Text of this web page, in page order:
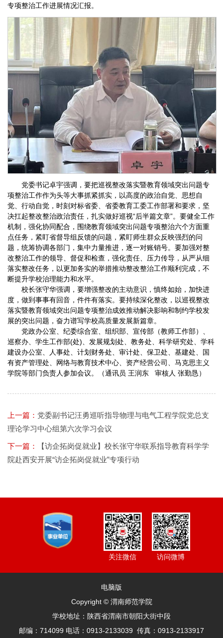
专项整治工作进展情况汇报。
党委书记卓宇强调，要把巡视整改落实暨教育领域突出问题专
项整治工作作为头等大事抓紧抓实，以高度的政治自觉、思想自
觉、行动自觉，时刻对标省委、省委教育工委工作部署和要求，坚
决扛起整改整治政治责任，扎实做好巡视“后半篇文章”。要健全工作
机制，强化协同配合，围绕教育领域突出问题专项整治六个方面重
点任务，紧盯省督导组反馈的问题，紧盯师生群众反映强烈的问
题，统筹协调各部门，集中力量推进，逐一对账销号。要加强对整
改整治工作的领导、督促和检查，强化责任、压力传导，从严从细
落实整改任务，以更加务实的举措推动整改整治工作顺利完成，不
断提升学校治理能力和水平。
校长张守华强调，要增强整改的主动意识，慎终如始，加快进
度，做到事事有回音，件件有落实。要持续深化整改，以巡视整改
落实暨教育领域突出问题专项整治成效推动解决影响和制约学校发
展的突出问题，奋力谱写学校高质量发展新篇章。
党政办公室、纪委综合室、组织部、宣传部（教师工作部）、
巡察办、学生工作部(处)、发展规划处、教务处、科学研究处、学科
建设办公室、人事处、计划财务处、审计处、保卫处、基建处、国
有资产管理处、网络与教育技术中心、资产经营公司、马克思主义
学院等部门负责人参加会议。（通讯员 王润东 审核人 张勤恳）
上一篇： 党委副书记汪勇巡听指导物理与电气工程学院党总支
理论学习中心组第六次学习会议
下一篇：
【访企拓岗促就业】校长张守华联系指导教育科学学
院赴西安开展“访企拓岗促就业”专项行动
访问微博
关注微信
电脑版
Copyright © 渭南师范学院
学校地址：陕西省渭南市朝阳大街中段
邮编：714099 电话：0913-2133039 传真：0913-2133917